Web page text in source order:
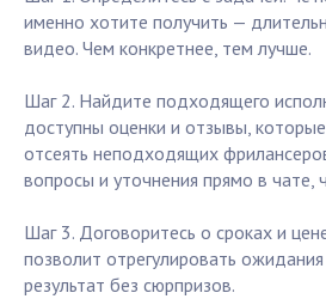
именно хотите получить —
видео. Чем конкретнее, тем лучше.
Шаг 2. Найдите подходящего
доступны оценки и отзывы,
отсеять неподходящих
вопросы и уточнения прямо в чате,
Шаг 3. Договоритесь о сроках и
позволит отрегулировать
результат без сюрпризов.